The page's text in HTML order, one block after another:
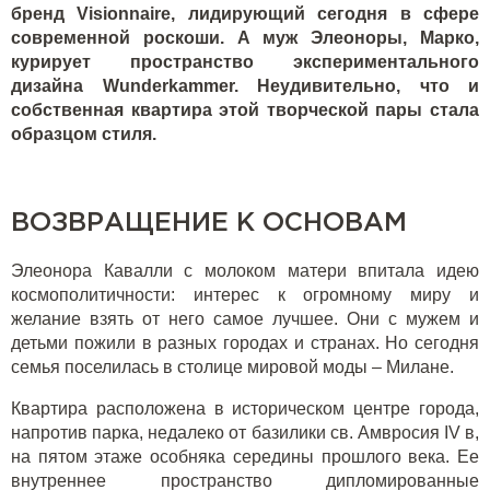
бренд Visionnaire, лидирующий сегодня в сфере
современной роскоши. А муж Элеоноры, Марко,
курирует пространство экспериментального
дизайна Wunderkammer. Неудивительно, что и
собственная квартира этой творческой пары стала
образцом стиля.
ВОЗВРАЩЕНИЕ К ОСНОВАМ
Элеонора Кавалли с молоком матери впитала идею
космополитичности: интерес к огромному миру и
желание взять от него самое лучшее. Они с мужем и
детьми пожили в разных городах и странах. Но сегодня
семья поселилась в столице мировой моды – Милане.
Квартира расположена в историческом центре города,
напротив парка, недалеко от базилики св. Амвросия IV в,
на пятом этаже особняка середины прошлого века. Ее
внутреннее пространство дипломированные